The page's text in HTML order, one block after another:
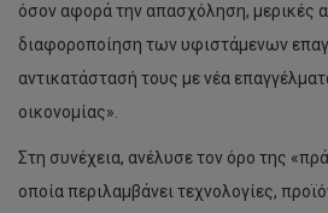
όσον αφορά την απασχόληση, μερικές
διαφοροποίηση των υφιστάμενων
αντικατάστασή τους με νέα
οικονομίας».
Στη συνέχεια, ανέλυσε τον όρο της
οποία περιλαμβάνει τεχνολογίες,